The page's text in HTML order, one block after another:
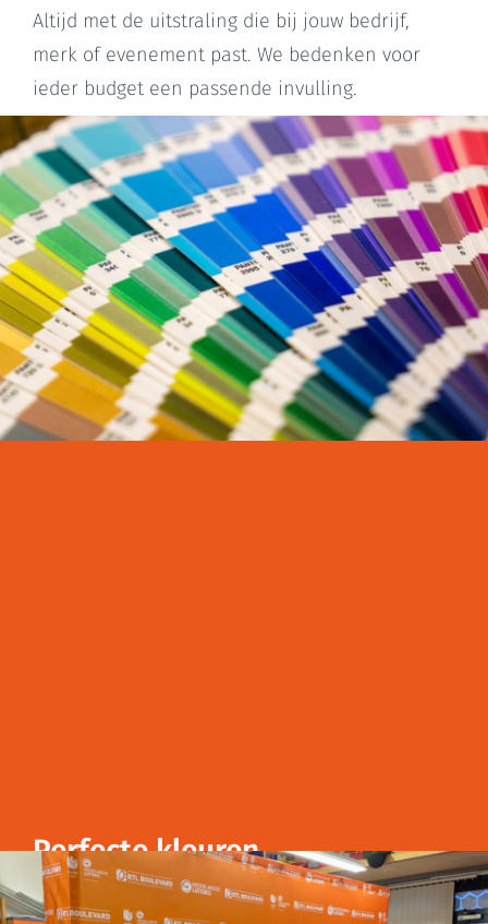
Altijd met de uitstraling die bij jouw bedrijf,
merk of evenement past. We bedenken voor
ieder budget een passende invulling.
Schaap Print + Sign is al jaren jouw partner op
het gebied van merchandise.
Perfecte kleuren
Altijd alles op kleur: vakwerk onderscheidt zich